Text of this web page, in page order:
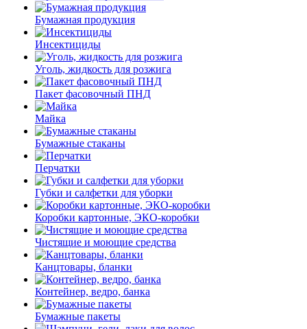
Бумажная продукция
Инсектициды
Уголь, жидкость для розжига
Пакет фасовочный ПНД
Майка
Бумажные стаканы
Перчатки
Губки и салфетки для уборки
Коробки картонные, ЭКО-коробки
Чистящие и моющие средства
Канцтовары, бланки
Контейнер, ведро, банка
Бумажные пакеты